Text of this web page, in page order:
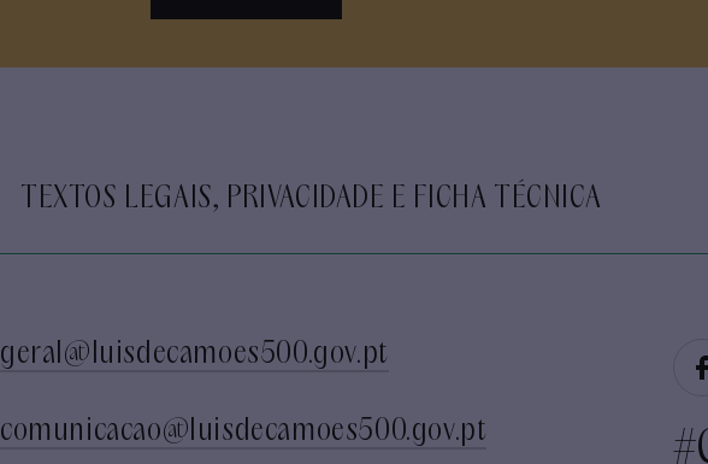
TEXTOS LEGAIS, PRIVACIDADE E FICHA TÉCNICA
geral@luisdecamoes500.gov.pt
comunicacao@luisdecamoes500.gov.pt